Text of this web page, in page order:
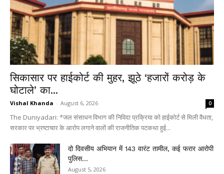
सिकासार पर हाईकोर्ट की मुहर, झूठे ‘हजारों करोड़ के
घोटाले’ का...
Vishal Khanda - August 6, 2026 0
The Duniyadari: *जल संसाधन विभाग की निविदा प्रक्रिया को हाईकोर्ट से मिली वैधता,
सरकार पर भ्रष्टाचार के आरोप लगाने वालों की राजनीतिक पटकथा हुई...
दो दिवसीय अभियान में 143 वारंट तामील, कई फरार आरोपी
पुलिस...
August 5, 2026